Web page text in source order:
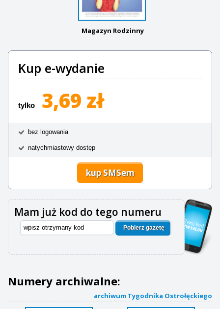
Magazyn Rodzinny
Kup e-wydanie
tylko 3,69 zł
bez logowania
natychmiastowy dostęp
kup SMSem
Mam już kod do tego numeru
Pobierz gazetę
Numery archiwalne:
archiwum Tygodnika Ostrołęckiego